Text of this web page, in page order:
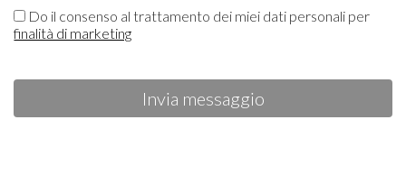
Do il consenso al trattamento dei miei dati personali per
finalità di marketing
Invia messaggio